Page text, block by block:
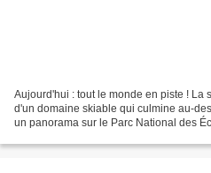
Aujourd'hui : tout le monde en piste ! La
d'un domaine skiable qui culmine au-
un panorama sur le Parc National des